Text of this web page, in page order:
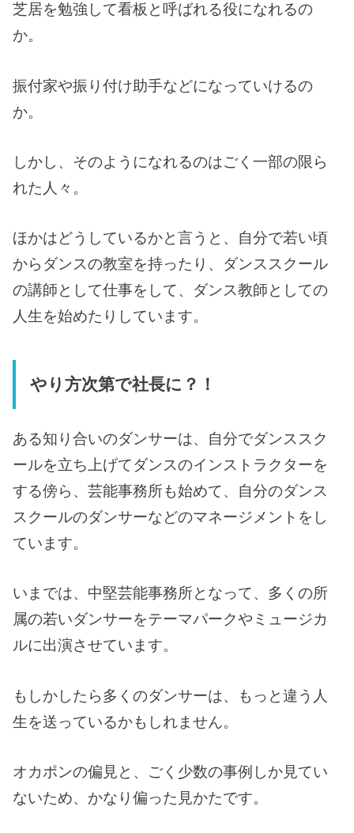
芝居を勉強して看板と呼ばれる役になれるの
か。
振付家や振り付け助手などになっていけるの
か。
しかし、そのようになれるのはごく一部の限ら
れた人々。
ほかはどうしているかと言うと、自分で若い頃
からダンスの教室を持ったり、ダンススクール
の講師として仕事をして、ダンス教師としての
人生を始めたりしています。
やり方次第で社長に？！
ある知り合いのダンサーは、自分でダンススク
ールを立ち上げてダンスのインストラクターを
する傍ら、芸能事務所も始めて、自分のダンス
スクールのダンサーなどのマネージメントをし
ています。
いまでは、中堅芸能事務所となって、多くの所
属の若いダンサーをテーマパークやミュージカ
ルに出演させています。
もしかしたら多くのダンサーは、もっと違う人
生を送っているかもしれません。
オカポンの偏見と、ごく少数の事例しか見てい
ないため、かなり偏った見かたです。